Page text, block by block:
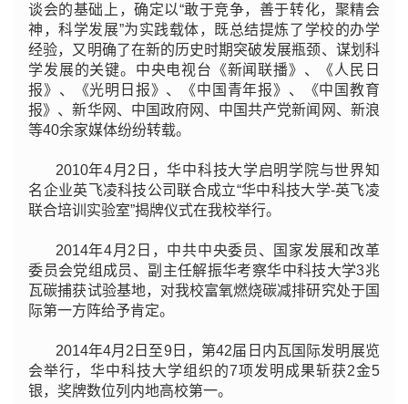
谈会的基础上，确定以“敢于竞争，善于转化，聚精会
神，科学发展”为实践载体，既总结提炼了学校的办学
经验，又明确了在新的历史时期突破发展瓶颈、谋划科
学发展的关键。中央电视台《新闻联播》、《人民日
报》、《光明日报》、《中国青年报》、《中国教育
报》、新华网、中国政府网、中国共产党新闻网、新浪
等40余家媒体纷纷转载。
2010年4月2日，华中科技大学启明学院与世界知
名企业英飞凌科技公司联合成立“华中科技大学-英飞凌
联合培训实验室”揭牌仪式在我校举行。
2014年4月2日，中共中央委员、国家发展和改革
委员会党组成员、副主任解振华考察华中科技大学3兆
瓦碳捕获试验基地，对我校富氧燃烧碳减排研究处于国
际第一方阵给予肯定。
2014年4月2日至9日，第42届日内瓦国际发明展览
会举行，华中科技大学组织的7项发明成果斩获2金5
银，奖牌数位列内地高校第一。